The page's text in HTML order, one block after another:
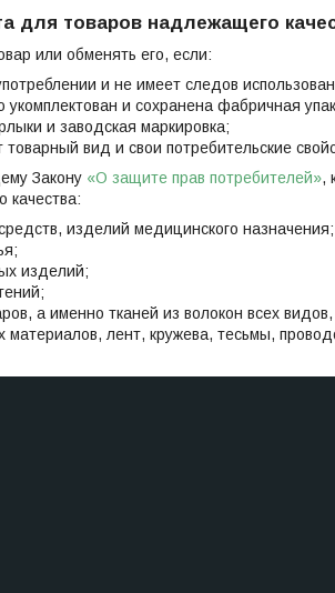
для товаров надлежащего
или обменять его, если:
и не имеет следов
укомплектован и сохранена фабричная
и заводская маркировка;
товарный вид и свои потребительские
Закону «О защите прав потребителей»,
качества:
изделий медицинского назначения;
изделий;
а именно тканей из волокон всех
материалов, лент, кружева, тесьмы,